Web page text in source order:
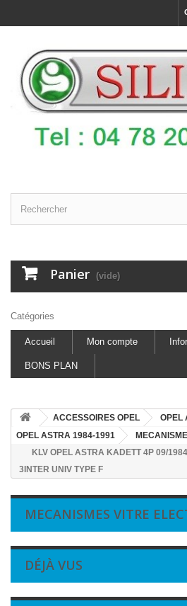
Panier (vide)
Catégories
Accueil Mon compte
BONS PLAN
ACCESSOIRES OPEL
OPEL
OPEL ASTRA 1984-1991
KLV OPEL ASTRA KADETT 4P 09/
3INTER UNIV TYPE F
MECANISMES VITRE
DÉJÀ VUS